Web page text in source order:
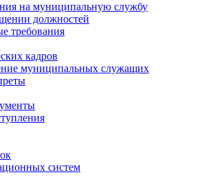
на муниципальную службу
должностей
требования
кадров
муниципальных служащих
систем